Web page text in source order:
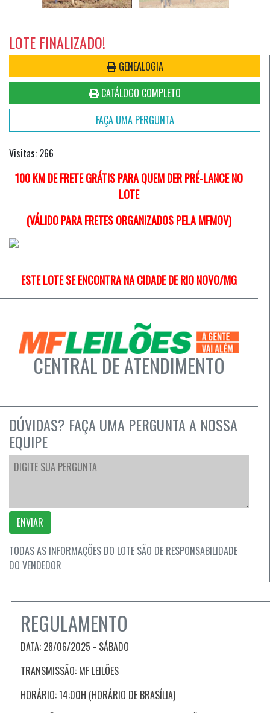
LOTE FINALIZADO!
GENEALOGIA
CATÁLOGO COMPLETO
FAÇA UMA PERGUNTA
Visitas: 266
100 KM DE FRETE GRÁTIS PARA QUEM DER PRÉ-LANCE NO
LOTE
(VÁLIDO PARA FRETES ORGANIZADOS PELA MFMOV)
ESTE LOTE SE ENCONTRA NA CIDADE DE RIO NOVO/MG
CENTRAL DE ATENDIMENTO
DÚVIDAS? FAÇA UMA PERGUNTA A NOSSA
EQUIPE
ENVIAR
TODAS AS INFORMAÇÕES DO LOTE SÃO DE RESPONSABILIDADE
DO VENDEDOR
REGULAMENTO
DATA: 28/06/2025 - SÁBADO
TRANSMISSÃO: MF LEILÕES
HORÁRIO: 14:00H (HORÁRIO DE BRASÍLIA)